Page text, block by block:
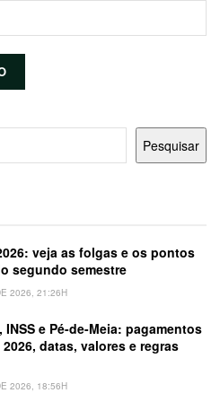
Pesquisar
veja as folgas e os pontos
segundo semestre
2026, 21:26H
INSS e Pé-de-Meia: pagamentos
datas, valores e regras
2026, 18:56H